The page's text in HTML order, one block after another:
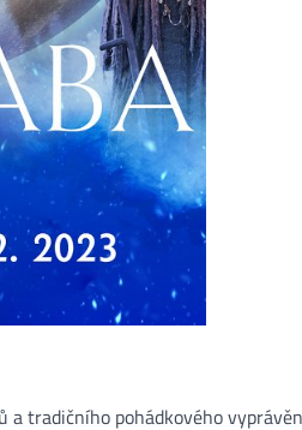
a tradičního pohádkového